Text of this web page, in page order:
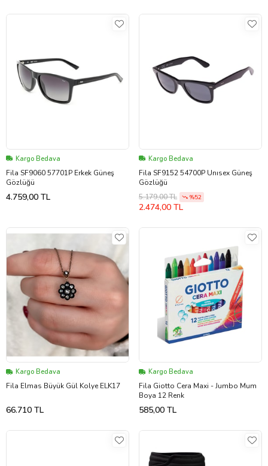
Kargo Bedava
Fila SF9060 57701P Erkek Güneş
Gözlüğü
4.759,00 TL
Kargo Bedava
Fila SF9152 54700P Unısex Güneş
Gözlüğü
5.179,00 TL
%52
2.474,00 TL
Kargo Bedava
Fila Elmas Büyük Gül Kolye ELK17
66.710 TL
Kargo Bedava
Fila Giotto Cera Maxi - Jumbo Mum
Boya 12 Renk
585,00 TL